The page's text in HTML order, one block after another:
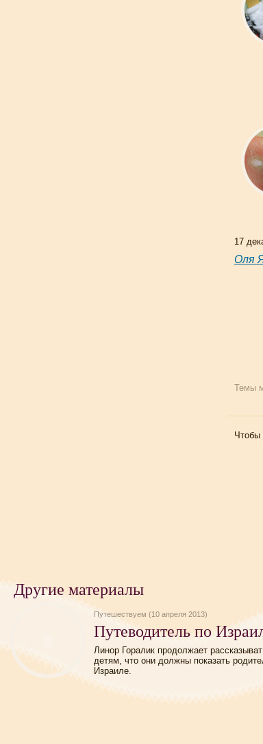
17
Оля
Темы
Чтобы
Другие материалы
Путешествуем (10 апреля 2013)
Путеводитель по
Линор Горалик продолжает
детям, что они должны показать
Израиле.